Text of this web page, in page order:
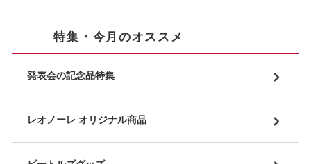
特集・今月のオススメ
発表会の記念品特集
レオノーレ オリジナル商品